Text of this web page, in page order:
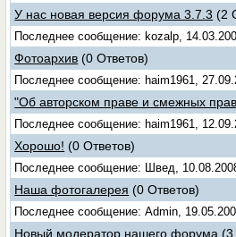
У нас новая версия форума 3.7.3 (2
Последнее сообщение: kozalp,
Фотоархив (0 Ответов)
Последнее сообщение: haim1961,
"Об авторском праве и смежных
Последнее сообщение: haim1961,
Хорошо! (0 Ответов)
Последнее сообщение: Швед,
Наша фотогалерея (0 Ответов)
Последнее сообщение: Admin,
Новый модератор нашего форума (3